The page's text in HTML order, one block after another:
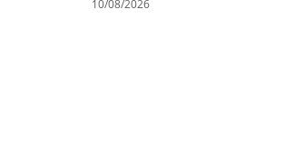
10/08/2026